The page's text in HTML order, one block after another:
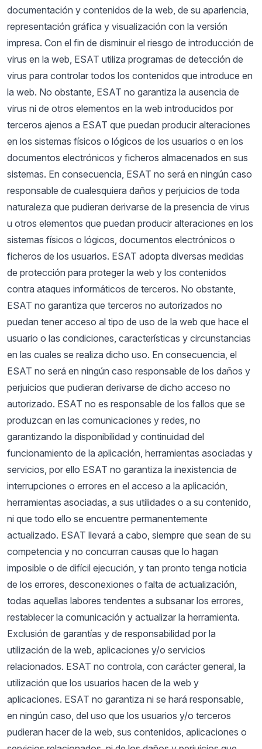
documentación y contenidos de la web, de su apariencia,
representación gráfica y visualización con la versión
impresa. Con el fin de disminuir el riesgo de introducción de
virus en la web, ESAT utiliza programas de detección de
virus para controlar todos los contenidos que introduce en
la web. No obstante, ESAT no garantiza la ausencia de
virus ni de otros elementos en la web introducidos por
terceros ajenos a ESAT que puedan producir alteraciones
en los sistemas físicos o lógicos de los usuarios o en los
documentos electrónicos y ficheros almacenados en sus
sistemas. En consecuencia, ESAT no será en ningún caso
responsable de cualesquiera daños y perjuicios de toda
naturaleza que pudieran derivarse de la presencia de virus
u otros elementos que puedan producir alteraciones en los
sistemas físicos o lógicos, documentos electrónicos o
ficheros de los usuarios. ESAT adopta diversas medidas
de protección para proteger la web y los contenidos
contra ataques informáticos de terceros. No obstante,
ESAT no garantiza que terceros no autorizados no
puedan tener acceso al tipo de uso de la web que hace el
usuario o las condiciones, características y circunstancias
en las cuales se realiza dicho uso. En consecuencia, el
ESAT no será en ningún caso responsable de los daños y
perjuicios que pudieran derivarse de dicho acceso no
autorizado. ESAT no es responsable de los fallos que se
produzcan en las comunicaciones y redes, no
garantizando la disponibilidad y continuidad del
funcionamiento de la aplicación, herramientas asociadas y
servicios, por ello ESAT no garantiza la inexistencia de
interrupciones o errores en el acceso a la aplicación,
herramientas asociadas, a sus utilidades o a su contenido,
ni que todo ello se encuentre permanentemente
actualizado. ESAT llevará a cabo, siempre que sean de su
competencia y no concurran causas que lo hagan
imposible o de difícil ejecución, y tan pronto tenga noticia
de los errores, desconexiones o falta de actualización,
todas aquellas labores tendentes a subsanar los errores,
restablecer la comunicación y actualizar la herramienta.
Exclusión de garantías y de responsabilidad por la
utilización de la web, aplicaciones y/o servicios
relacionados. ESAT no controla, con carácter general, la
utilización que los usuarios hacen de la web y
aplicaciones. ESAT no garantiza ni se hará responsable,
en ningún caso, del uso que los usuarios y/o terceros
pudieran hacer de la web, sus contenidos, aplicaciones o